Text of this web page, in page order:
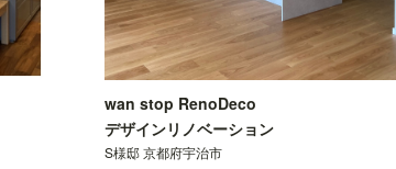
wan stop RenoDeco
デザインリノベーション
S様邸 京都府宇治市